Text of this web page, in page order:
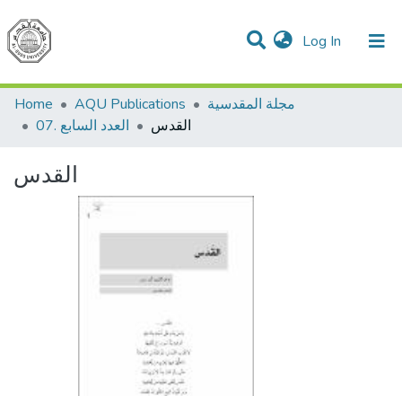
Log In (current)
Communities & Collections
All of DSpace
Home
AQU Publications
مجلة المقدسية
07. العدد السابع
القدس
القدس